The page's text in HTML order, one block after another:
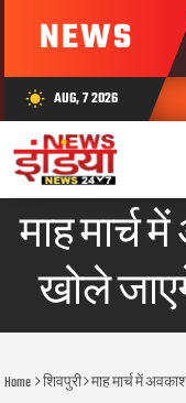
NEWS
wb_sunny AUG, 7 2026
माह मार्च
खोले
Home शिवपुरी माह मार्च में